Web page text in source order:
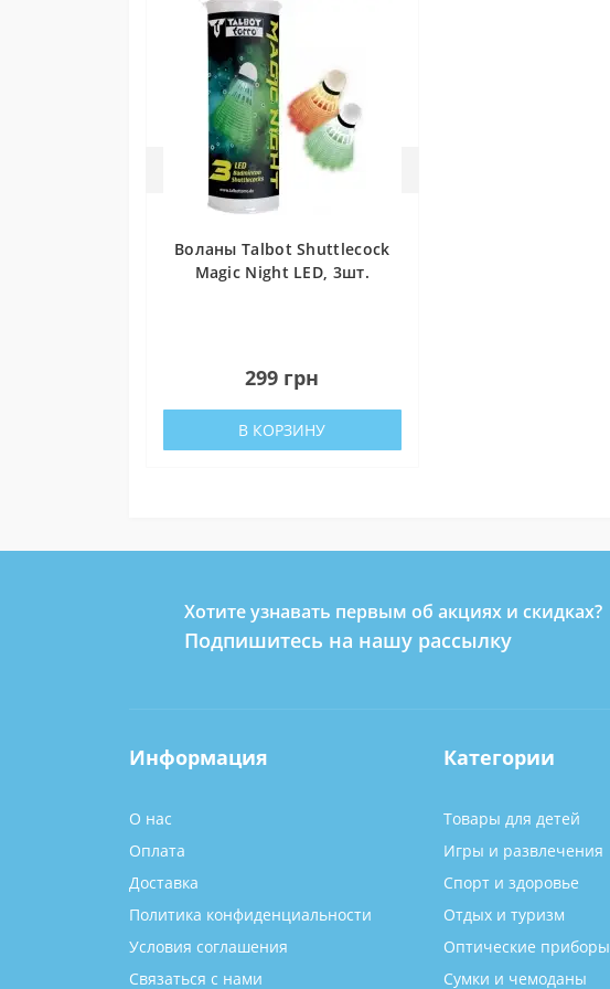
Воланы Talbot Shuttlecock
Magic Night LED, 3шт.
299 грн
В КОРЗИНУ
Хотите узнавать первым об акциях и скидках?
Подпишитесь на нашу рассылку
Информация
О нас
Оплата
Доставка
Политика конфиденциальности
Условия соглашения
Связаться с нами
Категории
Товары для детей
Игры и развлечения
Спорт и здоровье
Отдых и туризм
Оптические приборы
Сумки и чемоданы